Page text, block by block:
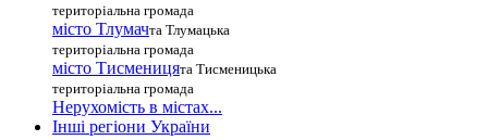
територіальна громада
місто Тлумачта Тлумацька
територіальна громада
місто Тисменицята Тисменицька
територіальна громада
Нерухомість в містах...
Інші регіони України